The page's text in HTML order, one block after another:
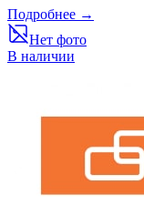
Подробнее →
Нет фото
В наличии